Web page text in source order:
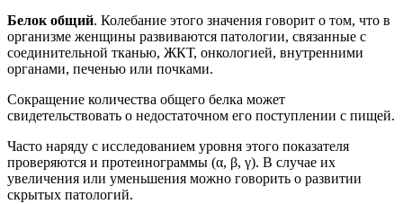
Белок общий. Колебание этого значения говорит о том, что в
организме женщины развиваются патологии, связанные с
соединительной тканью, ЖКТ, онкологией, внутренними
органами, печенью или почками.
Сокращение количества общего белка может
свидетельствовать о недостаточном его поступлении с пищей.
Часто наряду с исследованием уровня этого показателя
проверяются и протеинограммы (α, β, γ). В случае их
увеличения или уменьшения можно говорить о развитии
скрытых патологий.